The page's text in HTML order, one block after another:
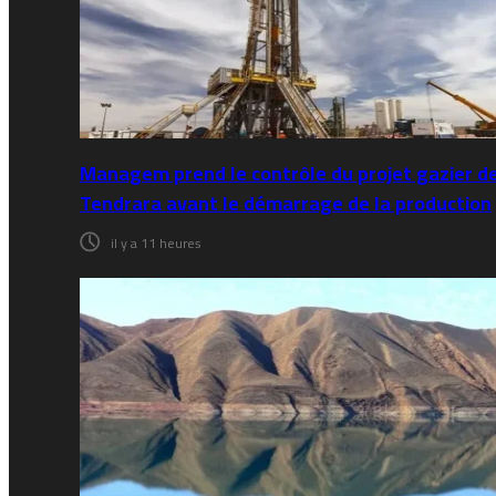
Managem prend le contrôle du projet gazier
Tendrara avant le démarrage de la production
il y a 11 heures